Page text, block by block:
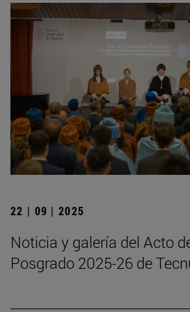
22 | 09 | 2025
Noticia y galería del Acto
Posgrado 2025-26 de